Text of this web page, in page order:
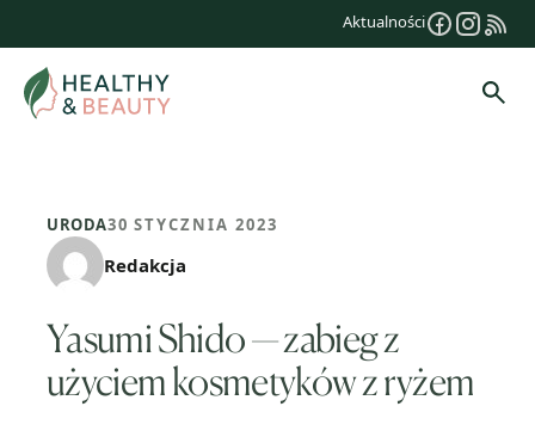
treści
Aktualności
URODA30 STYCZNIA 2023
Redakcja
Yasumi Shido — zabieg z
użyciem kosmetyków z ryżem